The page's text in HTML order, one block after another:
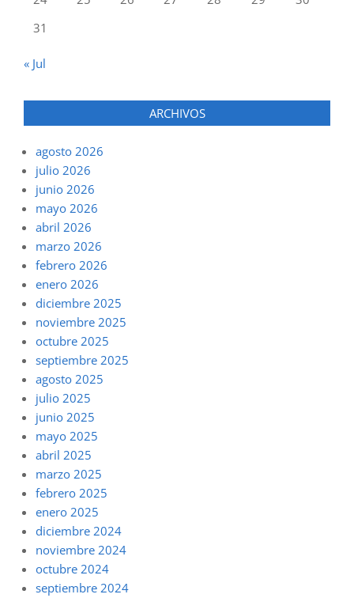
31
« Jul
ARCHIVOS
agosto 2026
julio 2026
junio 2026
mayo 2026
abril 2026
marzo 2026
febrero 2026
enero 2026
diciembre 2025
noviembre 2025
octubre 2025
septiembre 2025
agosto 2025
julio 2025
junio 2025
mayo 2025
abril 2025
marzo 2025
febrero 2025
enero 2025
diciembre 2024
noviembre 2024
octubre 2024
septiembre 2024